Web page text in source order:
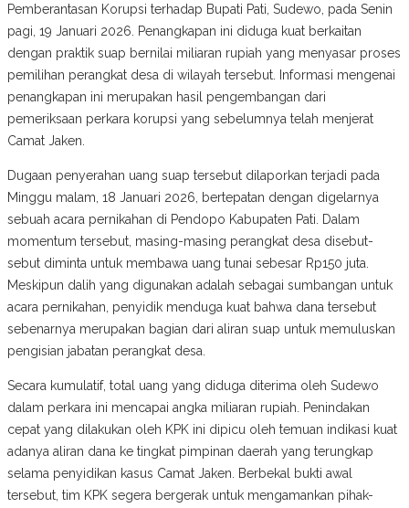
Pemberantasan Korupsi terhadap Bupati Pati, Sudewo, pada Senin
pagi, 19 Januari 2026. Penangkapan ini diduga kuat berkaitan
dengan praktik suap bernilai miliaran rupiah yang menyasar proses
pemilihan perangkat desa di wilayah tersebut. Informasi mengenai
penangkapan ini merupakan hasil pengembangan dari
pemeriksaan perkara korupsi yang sebelumnya telah menjerat
Camat Jaken.
Dugaan penyerahan uang suap tersebut dilaporkan terjadi pada
Minggu malam, 18 Januari 2026, bertepatan dengan digelarnya
sebuah acara pernikahan di Pendopo Kabupaten Pati. Dalam
momentum tersebut, masing-masing perangkat desa disebut-
sebut diminta untuk membawa uang tunai sebesar Rp150 juta.
Meskipun dalih yang digunakan adalah sebagai sumbangan untuk
acara pernikahan, penyidik menduga kuat bahwa dana tersebut
sebenarnya merupakan bagian dari aliran suap untuk memuluskan
pengisian jabatan perangkat desa.
Secara kumulatif, total uang yang diduga diterima oleh Sudewo
dalam perkara ini mencapai angka miliaran rupiah. Penindakan
cepat yang dilakukan oleh KPK ini dipicu oleh temuan indikasi kuat
adanya aliran dana ke tingkat pimpinan daerah yang terungkap
selama penyidikan kasus Camat Jaken. Berbekal bukti awal
tersebut, tim KPK segera bergerak untuk mengamankan pihak-